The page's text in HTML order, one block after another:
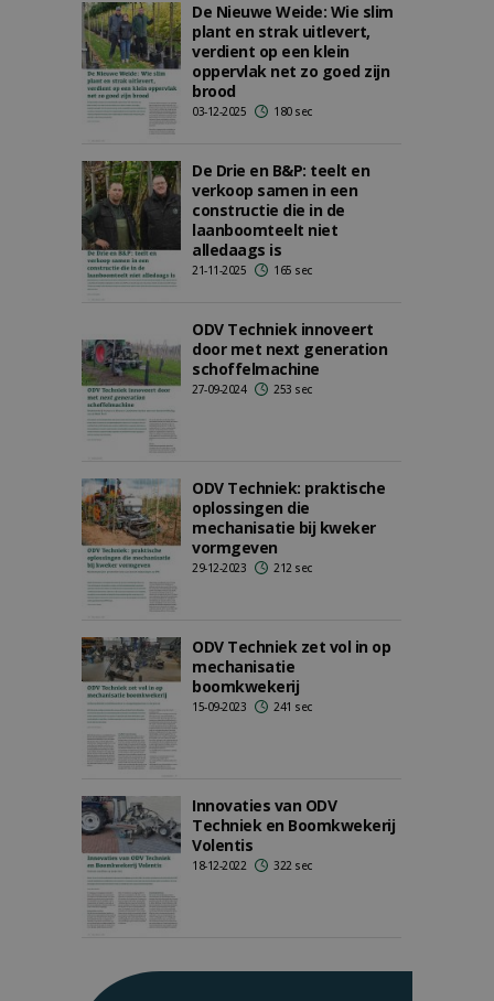
De Nieuwe Weide: Wie slim
plant en strak uitlevert,
verdient op een klein
oppervlak net zo goed zijn
brood
03-12-2025 180 sec
De Drie en B&P: teelt en
verkoop samen in een
constructie die in de
laanboomteelt niet
alledaags is
21-11-2025 165 sec
ODV Techniek innoveert
door met next generation
schoffelmachine
27-09-2024 253 sec
ODV Techniek: praktische
oplossingen die
mechanisatie bij kweker
vormgeven
29-12-2023 212 sec
ODV Techniek zet vol in op
mechanisatie
boomkwekerij
15-09-2023 241 sec
Innovaties van ODV
Techniek en Boomkwekerij
Volentis
18-12-2022 322 sec